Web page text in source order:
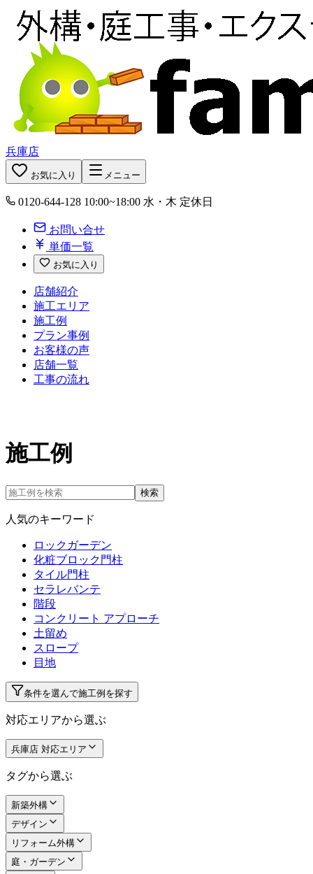
兵庫店
お気に入り メニュー
0120-644-128 10:00~18:00 水・木 定休日
お問い合せ
単価一覧
お気に入り
店舗紹介
施工エリア
施工例
プラン事例
お客様の声
店舗一覧
工事の流れ
施工例
検索
人気のキーワード
ロックガーデン
化粧ブロック門柱
タイル門柱
セラレバンテ
階段
コンクリート アプローチ
土留め
スロープ
目地
条件を選んで施工例を探す
対応エリアから選ぶ
兵庫店 対応エリア
タグから選ぶ
新築外構
デザイン
リフォーム外構
庭・ガーデン